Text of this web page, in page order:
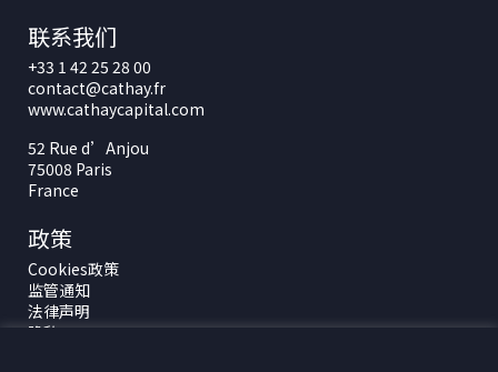
联系我们
+33 1 42 25 28 00
contact@cathay.fr
www.cathaycapital.com
52 Rue d’Anjou
75008 Paris
France
政策
Cookies政策
监管通知
法律声明
隐私